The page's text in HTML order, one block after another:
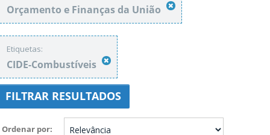
Orçamento e Finanças da União
Etiquetas:
CIDE-Combustíveis
FILTRAR RESULTADOS
Ordenar por